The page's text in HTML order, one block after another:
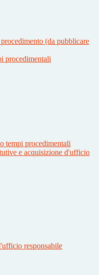
(da pubblicare
procedimentali
tempi procedimentali
e acquisizione d'ufficio
responsabile